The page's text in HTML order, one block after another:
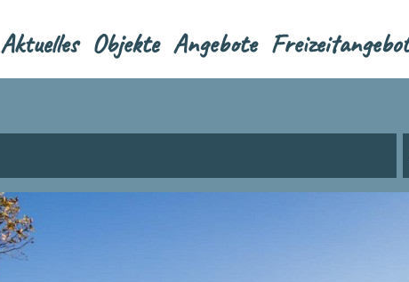
Aktuelles Objekte Angebote